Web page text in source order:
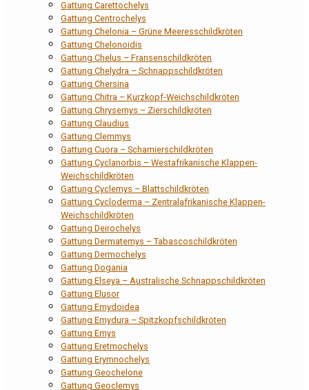
Gattung Carettochelys
Gattung Centrochelys
Gattung Chelonia – Grüne Meeresschildkröten
Gattung Chelonoidis
Gattung Chelus – Fransenschildkröten
Gattung Chelydra – Schnappschildkröten
Gattung Chersina
Gattung Chitra – Kurzkopf-Weichschildkröten
Gattung Chrysemys – Zierschildkröten
Gattung Claudius
Gattung Clemmys
Gattung Cuora – Scharnierschildkröten
Gattung Cyclanorbis – Westafrikanische Klappen-
Weichschildkröten
Gattung Cyclemys – Blattschildkröten
Gattung Cycloderma – Zentralafrikanische Klappen-
Weichschildkröten
Gattung Deirochelys
Gattung Dermatemys – Tabascoschildkröten
Gattung Dermochelys
Gattung Dogania
Gattung Elseya – Australische Schnappschildkröten
Gattung Elusor
Gattung Emydoidea
Gattung Emydura – Spitzkopfschildkröten
Gattung Emys
Gattung Eretmochelys
Gattung Erymnochelys
Gattung Geochelone
Gattung Geoclemys